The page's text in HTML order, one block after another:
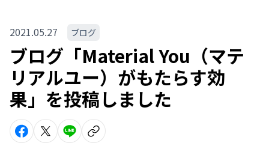
2021.05.27 ブログ
ブログ「Material You（マテ
リアルユー）がもたらす効
果」を投稿しました